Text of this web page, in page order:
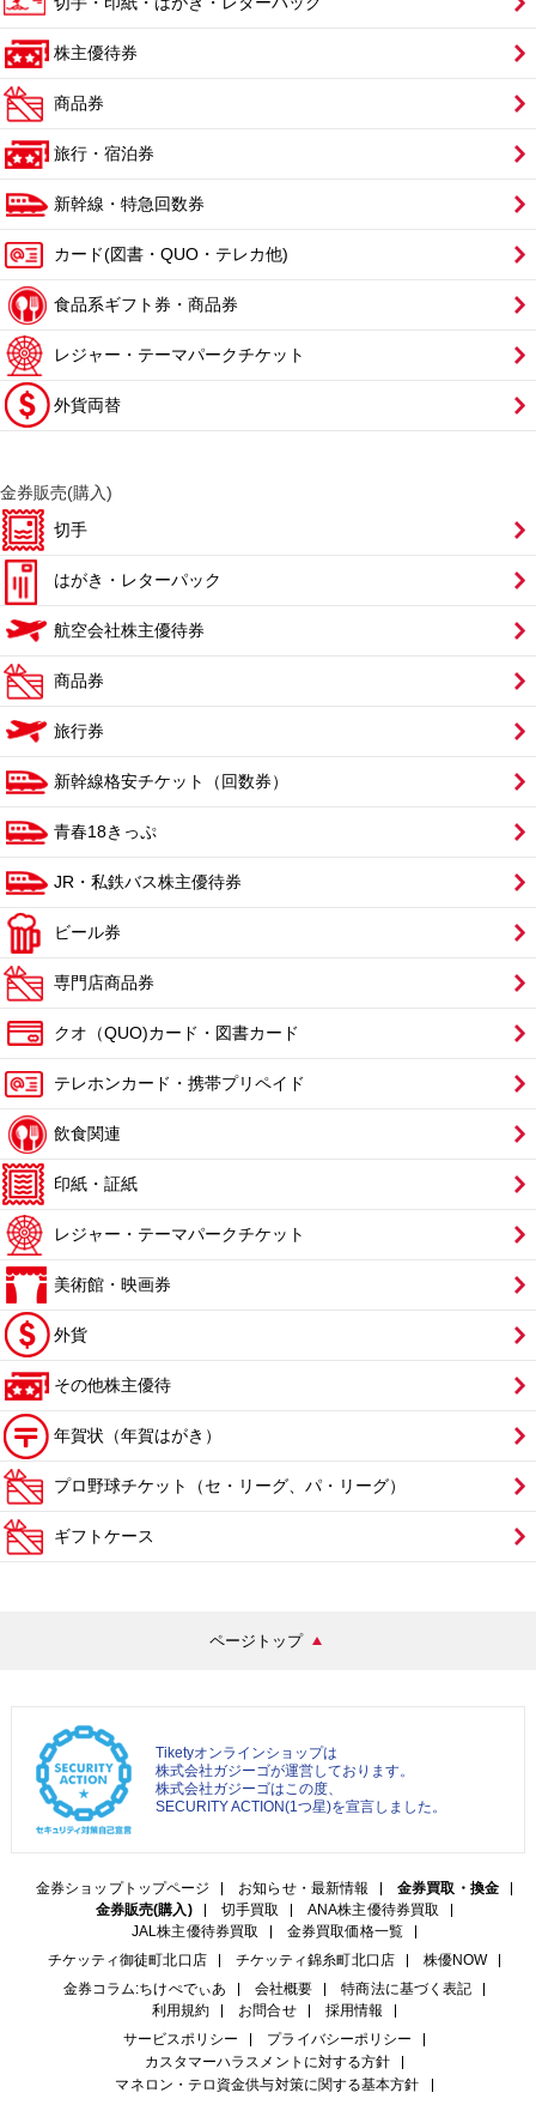
株主優待券
商品券
旅行・宿泊券
新幹線・特急回数券
カード(図書・QUO・テレカ他)
食品系ギフト券・商品券
レジャー・テーマパークチケット
外貨両替
金券販売(購入)
切手
はがき・レターパック
航空会社株主優待券
商品券
旅行券
新幹線格安チケット（回数券）
青春18きっぷ
JR・私鉄バス株主優待券
ビール券
専門店商品券
クオ（QUO)カード・図書カード
テレホンカード・携帯プリペイド
飲食関連
印紙・証紙
レジャー・テーマパークチケット
美術館・映画券
外貨
その他株主優待
年賀状（年賀はがき）
プロ野球チケット（セ・リーグ、パ・リーグ）
ギフトケース
ページトップ
Tiketyオンラインショップは
株式会社ガジーゴが運営しております。
株式会社ガジーゴはこの度、
SECURITY ACTION(1つ星)を宣言しました。
金券ショップトップページ お知らせ・最新情報
金券買取・換金
金券販売(購入)
切手買取
ANA株主優待券買取
JAL株主優待券買取
金券買取価格一覧
チケッティ御徒町北口店
チケッティ錦糸町北口店
株優NOW
金券コラム:ちけぺでぃあ
会社概要
特商法に基づく表記
利用規約
お問合せ
採用情報
サービスポリシー
プライバシーポリシー
カスタマーハラスメントに対する方針
マネロン・テロ資金供与対策に関する基本方針